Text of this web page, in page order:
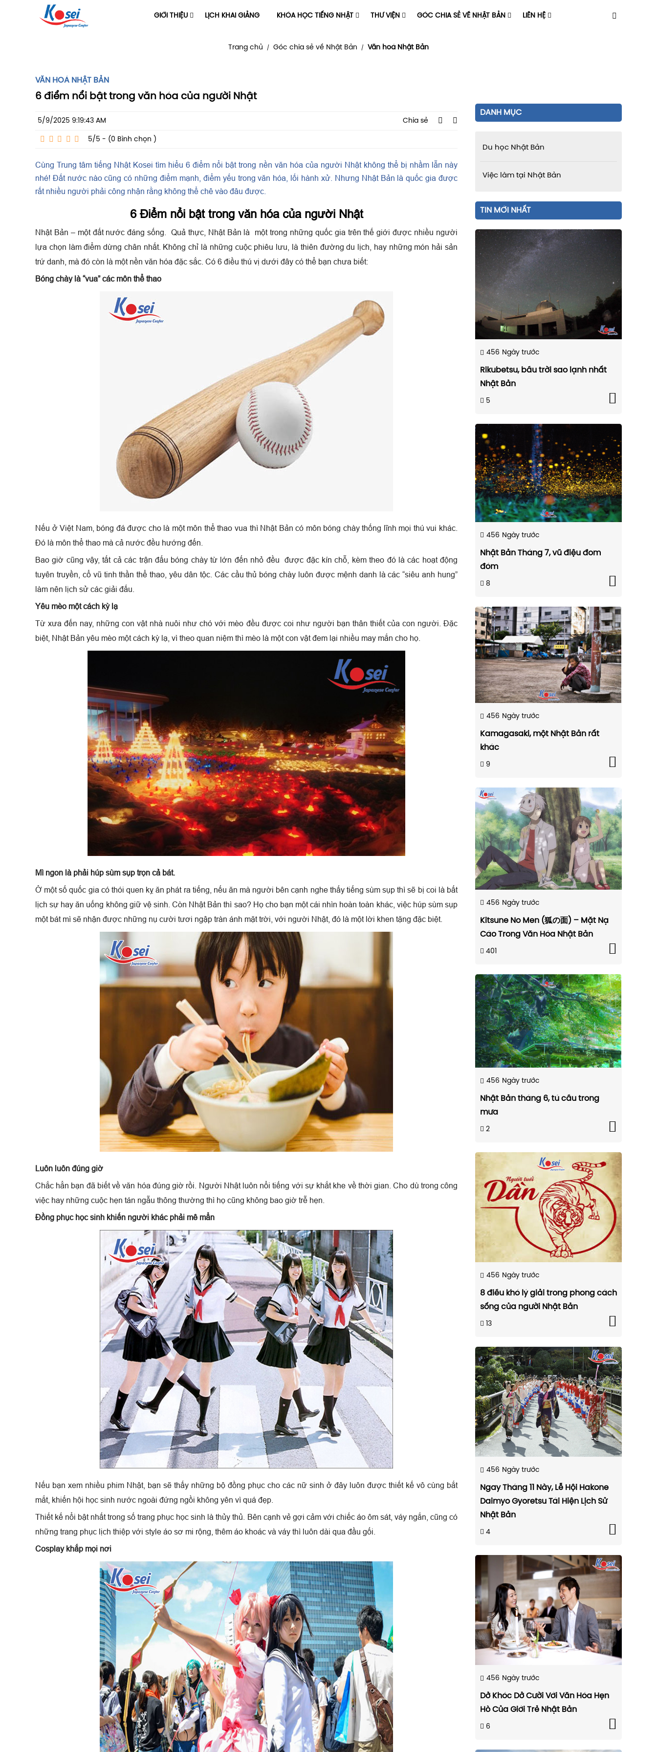
GIỚI THIỆU LỊCH KHAI GIẢNG KHÓA HỌC TIẾNG NHẬT THƯ VIỆN GÓC CHIA SẺ VỀ NHẬT BẢN LIÊN HỆ
Trang chủ / Góc chia sẻ về Nhật Bản / Văn hoá Nhật Bản
VĂN HOÁ NHẬT BẢN
6 điểm nổi bật trong văn hóa của người Nhật
5/9/2025 9:19:43 AM Chia sẻ
5/5 - (0 Bình chọn )
Cùng Trung tâm tiếng Nhật Kosei tìm hiểu 6 điểm nổi bật trong nền văn hóa của người Nhật không thể bị nhầm lẫn này
nhé! Đất nước nào cũng có những điểm mạnh, điểm yếu trong văn hóa, lối hành xử. Nhưng Nhật Bản là quốc gia được
rất nhiều người phải công nhận rằng không thể chê vào đâu được.
6 Điểm nổi bật trong văn hóa của người Nhật
Nhật Bản – một đất nước đáng sống. Quả thực, Nhật Bản là một trong những quốc gia trên thế giới được nhiều người
lựa chọn làm điểm dừng chân nhất. Không chỉ là những cuộc phiêu lưu, là thiên đường du lịch, hay những món hải sản
trứ danh, mà đó còn là một nền văn hóa đặc sắc. Có 6 điều thú vị dưới đây có thể bạn chưa biết:
Bóng chày là “vua” các môn thể thao
Nếu ở Việt Nam, bóng đá được cho là một môn thể thao vua thì Nhật Bản có môn bóng chày thống lĩnh mọi thú vui khác.
Đó là môn thể thao mà cả nước đều hướng đến.
Bao giờ cũng vậy, tất cả các trận đấu bóng chày từ lớn đến nhỏ đều được đặc kín chỗ, kèm theo đó là các hoạt động
tuyên truyền, cổ vũ tinh thần thể thao, yêu dân tộc. Các cầu thủ bóng chày luôn được mệnh danh là các “siêu anh hung”
làm nên lịch sử các giải đấu.
Yêu mèo một cách kỳ lạ
Từ xưa đến nay, những con vật nhà nuôi như chó với mèo đều được coi như người bạn thân thiết của con người. Đặc
biệt, Nhật Bản yêu mèo một cách kỳ lạ, vì theo quan niệm thì mèo là một con vật đem lại nhiều may mắn cho họ.
Mì ngon là phải húp sùm sụp trọn cả bát.
Ở một số quốc gia có thói quen kỵ ăn phát ra tiếng, nếu ăn mà người bên cạnh nghe thấy tiếng sùm sụp thì sẽ bị coi là bất
lịch sự hay ăn uống không giữ vệ sinh. Còn Nhật Bản thì sao? Họ cho bạn một cái nhìn hoàn toàn khác, việc húp sùm sụp
một bát mì sẽ nhận được những nụ cười tươi ngập tràn ánh mặt trời, với người Nhật, đó là một lời khen tặng đặc biệt.
Luôn luôn đúng giờ
Chắc hẳn bạn đã biết về văn hóa đúng giờ rồi. Người Nhật luôn nổi tiếng với sự khắt khe về thời gian. Cho dù trong công
việc hay những cuộc hẹn tán ngẫu thông thường thì họ cũng không bao giờ trễ hẹn.
Đồng phục học sinh khiến người khác phải mê mẩn
Nếu bạn xem nhiều phim Nhật, bạn sẽ thấy những bộ đồng phục cho các nữ sinh ở đây luôn được thiết kế vô cùng bắt
mắt, khiến hội học sinh nước ngoài đứng ngồi không yên vì quá đẹp.
Thiết kế nổi bật nhất trong số trang phục học sinh là thủy thủ. Bên cạnh vẻ gợi cảm với chiếc áo ôm sát, váy ngắn, cũng có
những trang phục lịch thiệp với style áo sơ mi rộng, thêm áo khoác và váy thì luôn dài qua đầu gối.
Cosplay khắp mọi nơi
DANH MỤC
Du học Nhật Bản
Việc làm tại Nhật Bản
TIN MỚI NHẤT
456 Ngày trước
Rikubetsu, bầu trời sao lạnh nhất
Nhật Bản
5
456 Ngày trước
Nhật Bản Tháng 7, vũ điệu đom
đóm
8
456 Ngày trước
Kamagasaki, một Nhật Bản rất
khác
9
456 Ngày trước
Kitsune No Men (狐の面) – Mặt Nạ
Cáo Trong Văn Hóa Nhật Bản
401
456 Ngày trước
Nhật Bản tháng 6, tú cầu trong
mưa
2
456 Ngày trước
8 điều khó lý giải trong phong cách
sống của người Nhật Bản
13
456 Ngày trước
Ngay Tháng 11 Này, Lễ Hội Hakone
Daimyo Gyoretsu Tái Hiện Lịch Sử
Nhật Bản
4
456 Ngày trước
Dở Khóc Dở Cười Với Văn Hóa Hẹn
Hò Của Giới Trẻ Nhật Bản
6